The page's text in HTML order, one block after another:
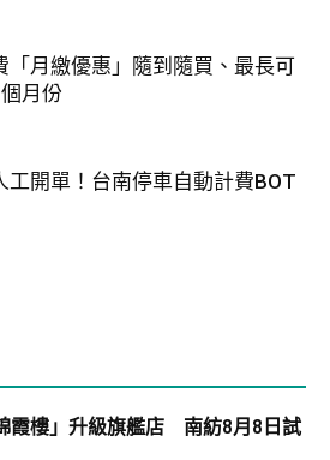
「月繳優惠」隨到隨買、最長可
月份
工開單！台南停車自動計費BOT
霞樓」升級旗艦店 南紡8月8日試